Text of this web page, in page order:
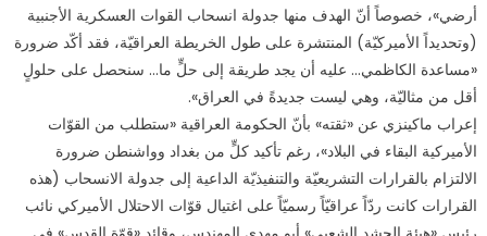
أرضي»، خصوصاً أنّ الهدف منها جدولة انسحاب القوات العسكرية الأجنبية
(وتحديداً الأميركيّة) المنتشرة على طول الخريطة العراقيّة، فقد أكّد ضرورة
«مساعدة الكاظمي… عليه أن يجد طريقة إلى حلٍّ ما… سنحصل على حلولٍ
أقل من مثاليّة، وهي ليست جديدةً في العراق».
إعراب ماكينزي عن «ثقته» بأنّ الحكومة العراقية «ستطلب من القوّات
الأميركية البقاء في البلاد»، رغم تأكيد كلٍّ من بغداد وواشنطن ضرورة
الالتزام بالقرارات التشريعيّة والتنفيذيّة الداعية إلى جدولة الانسحاب (هذه
القرارات كانت ردّاً عراقيّاً رسميّاً على اغتيال قوّات الاحتلال الأميركي نائب